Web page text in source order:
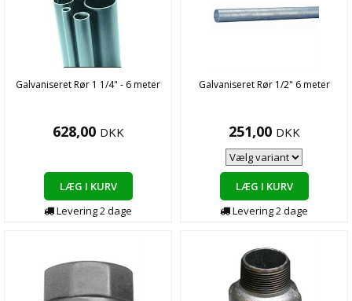
Galvaniseret Rør 1 1/4" - 6 meter
628,00 DKK
LÆG I KURV
Levering2dage
Galvaniseret Rør 1/2" 6 meter
251,00 DKK
LÆG I KURV
Levering2dage